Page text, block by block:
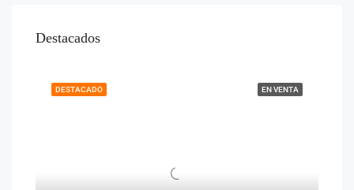
Destacados
EN VENTA
DESTACADO